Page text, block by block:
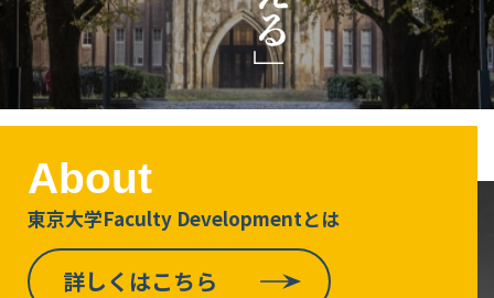
About
東京大学Faculty Developmentとは
詳しくはこちら